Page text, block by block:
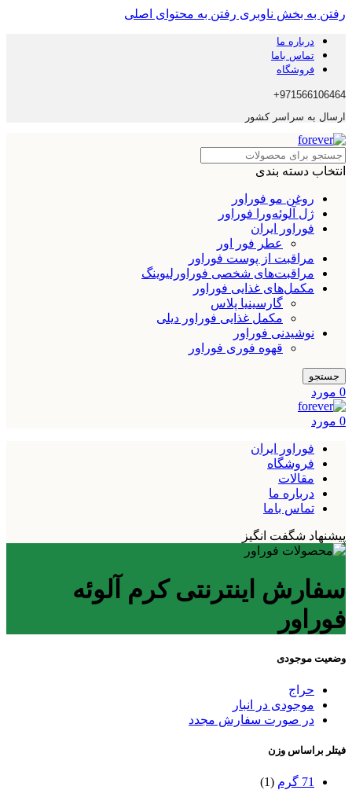
رفتن به بخش ناوبری رفتن به محتوای اصلی
درباره ما
تماس باما
فروشگاه
971566106464+
ارسال به سراسر کشور
انتخاب دسته بندی
روغن مو فوراور
ژل آلوئه‌ورا فوراور
فوراور ایران
عطر فور اور
مراقبت از پوست فوراور
مراقبت‌های شخصی فوراورلیوینگ
مکمل‌های غذایی فوراور
گارسینیا پلاس
مکمل غذایی فوراور دیلی
نوشیدنی فوراور
قهوه فوری فوراور
جستجو
0 مورد
0 مورد
فوراور ایران
فروشگاه
مقالات
درباره ما
تماس باما
پیشنهاد شگفت انگیز
سفارش اینترنتی کرم آلوئه
فوراور
وضعیت موجودی
حراج
موجودی در انبار
در صورت سفارش مجدد
فیتلر براساس وزن
71 گرم (1)